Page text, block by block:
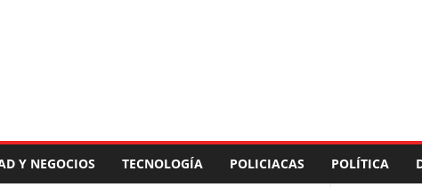
Y NEGOCIOS TECNOLOGÍA POLICIACAS POLÍTICA